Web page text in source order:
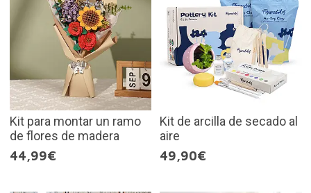
Kit para montar un ramo
de flores de madera
44,99€
Kit de arcilla de secado al
aire
49,90€